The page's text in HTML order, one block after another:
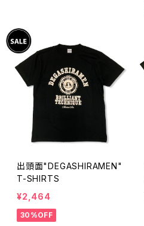
出頭面"DEGASHIRAMEN"
T-SHIRTS
¥2,464
30%OFF